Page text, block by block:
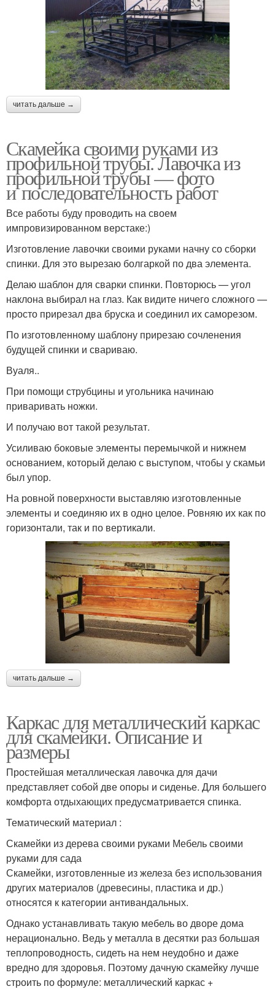
читать дальше →
Скамейка своими руками из
профильной трубы. Лавочка из
профильной трубы — фото
и последовательность работ
Все работы буду проводить на своем
импровизированном верстаке:)
Изготовление лавочки своими руками начну со сборки
спинки. Для это вырезаю болгаркой по два элемента.
Делаю шаблон для сварки спинки. Повторюсь — угол
наклона выбирал на глаз. Как видите ничего сложного —
просто прирезал два бруска и соединил их саморезом.
По изготовленному шаблону прирезаю сочленения
будущей спинки и свариваю.
Вуаля..
При помощи струбцины и угольника начинаю
приваривать ножки.
И получаю вот такой результат.
Усиливаю боковые элементы перемычкой и нижнем
основанием, который делаю с выступом, чтобы у скамьи
был упор.
На ровной поверхности выставляю изготовленные
элементы и соединяю их в одно целое. Ровняю их как по
горизонтали, так и по вертикали.
читать дальше →
Каркас для металлический каркас
для скамейки. Описание и
размеры
Простейшая металлическая лавочка для дачи
представляет собой две опоры и сиденье. Для большего
комфорта отдыхающих предусматривается спинка.
Тематический материал :
Скамейки из дерева своими руками Мебель своими
руками для сада
Скамейки, изготовленные из железа без использования
других материалов (древесины, пластика и др.)
относятся к категории антивандальных.
Однако устанавливать такую мебель во дворе дома
нерационально. Ведь у металла в десятки раз большая
теплопроводность, сидеть на нем неудобно и даже
вредно для здоровья. Поэтому дачную скамейку лучше
строить по формуле: металлический каркас +